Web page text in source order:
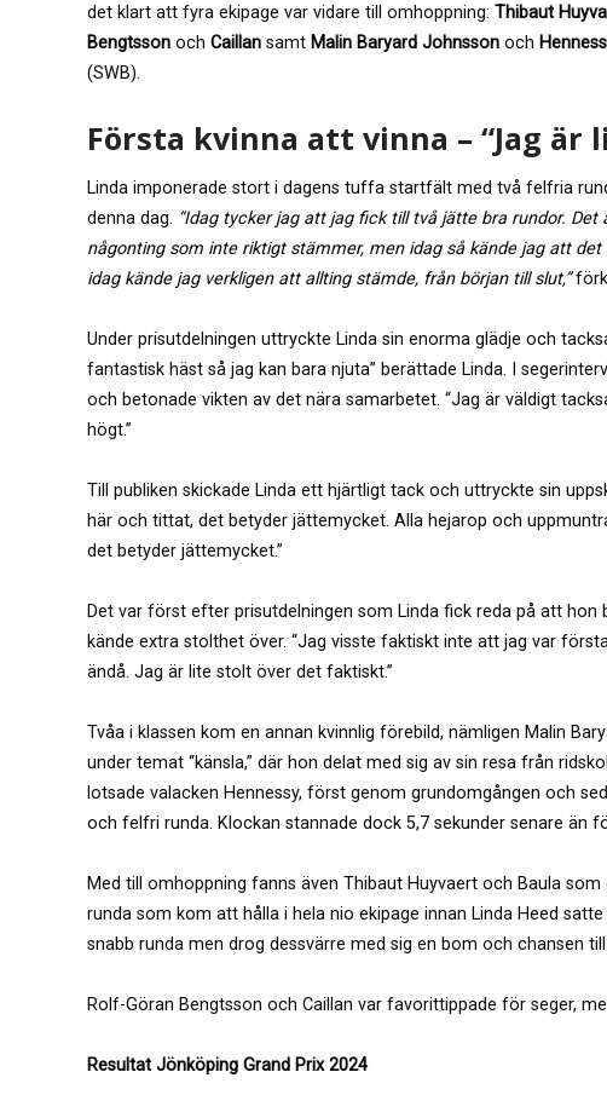
det klart att fyra ekipage var vidare till omhoppning: Thibaut
Bengtsson och Caillan samt Malin Baryard Johnsson och
(SWB).
Första kvinna att vinna – “Jag
Linda imponerade stort i dagens tuffa startfält med två felfria
denna dag. “Idag tycker jag att jag fick till två jätte bra rundor.
någonting som inte riktigt stämmer, men idag så kände jag att
idag kände jag verkligen att allting stämde, från början till slut,”
Under prisutdelningen uttryckte Linda sin enorma glädje och
fantastisk häst så jag kan bara njuta” berättade Linda. I
och betonade vikten av det nära samarbetet. “Jag är väldigt
högt.”
Till publiken skickade Linda ett hjärtligt tack och uttryckte sin
här och tittat, det betyder jättemycket. Alla hejarop och
det betyder jättemycket.”
Det var först efter prisutdelningen som Linda fick reda på att
kände extra stolthet över. “Jag visste faktiskt inte att jag var
ändå. Jag är lite stolt över det faktiskt.”
Tvåa i klassen kom en annan kvinnlig förebild, nämligen Malin
under temat “känsla,” där hon delat med sig av sin resa från
lotsade valacken Hennessy, först genom grundomgången och
och felfri runda. Klockan stannade dock 5,7 sekunder senare än
Med till omhoppning fanns även Thibaut Huyvaert och Baula
runda som kom att hålla i hela nio ekipage innan Linda Heed
snabb runda men drog dessvärre med sig en bom och chansen
Rolf-Göran Bengtsson och Caillan var favorittippade för seger,
Resultat Jönköping Grand Prix 2024